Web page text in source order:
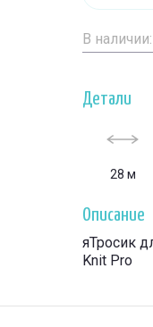
В наличии:
Детали
28 м
Описание
яТросик
Knit Pro